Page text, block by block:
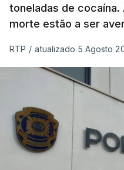
disse a professora à
praticamente
Segundo os docentes,
está a enfrentar vários
casos em que faltam
pelos alunos com a
pedido de
relatores devem
toneladas de
morte estão a ser
RTP / atualizado 5 Agosto